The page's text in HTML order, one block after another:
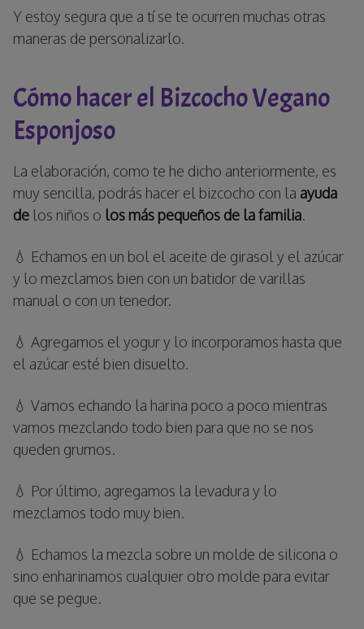
Y estoy segura que a tí se te ocurren muchas otras
maneras de personalizarlo.
Cómo hacer el Bizcocho Vegano
Esponjoso
La elaboración, como te he dicho anteriormente, es
muy sencilla, podrás hacer el bizcocho con la ayuda
de los niños o los más pequeños de la familia.
💧 Echamos en un bol el aceite de girasol y el azúcar
y lo mezclamos bien con un batidor de varillas
manual o con un tenedor.
💧 Agregamos el yogur y lo incorporamos hasta que
el azúcar esté bien disuelto.
💧 Vamos echando la harina poco a poco mientras
vamos mezclando todo bien para que no se nos
queden grumos.
💧 Por último, agregamos la levadura y lo
mezclamos todo muy bien.
💧 Echamos la mezcla sobre un molde de silicona o
sino enharinamos cualquier otro molde para evitar
que se pegue.